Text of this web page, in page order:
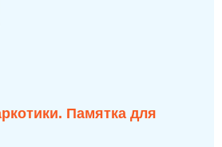
Памятка для